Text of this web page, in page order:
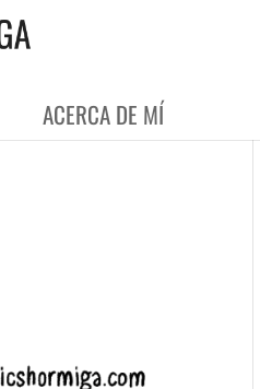
ACERCA DE MÍ